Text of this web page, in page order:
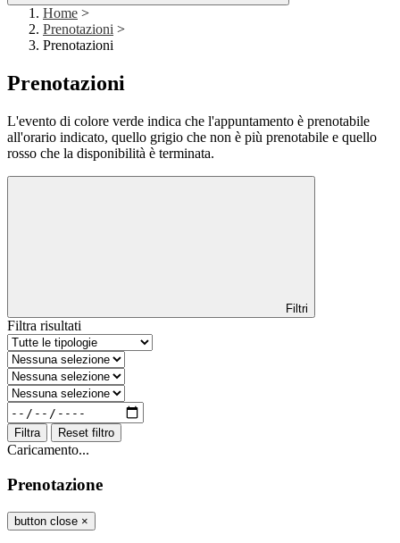
Home >
Prenotazioni >
Prenotazioni
Prenotazioni
L'evento di colore verde indica che l'appuntamento è prenotabile
all'orario indicato, quello grigio che non è più prenotabile e quello
rosso che la disponibilità è terminata.
Filtri
Filtra risultati
Filtra Reset filtro
Caricamento...
Prenotazione
button close ×